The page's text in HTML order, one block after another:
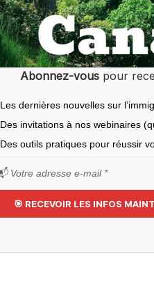
Abonnez-vouspour
Les dernières nouvelles sur
Des invitations à nos webinaires
Des outils pratiques pour réussir